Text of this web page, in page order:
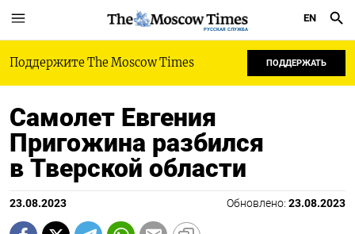
РУССКАЯ СЛУЖБА
EN
Поддержите The Moscow Times ПОДДЕРЖАТЬ
Самолет Евгения
Пригожина разбился
в Тверской области
23.08.2023 Обновлено: 23.08.2023